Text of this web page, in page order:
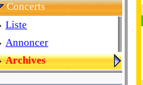
Concerts
Liste
Annoncer
Archives